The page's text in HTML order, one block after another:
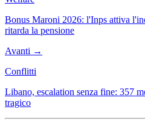
Bonus Maroni 2026: l'Inps attiva
ritarda la pensione
Avanti →
Conflitti
Libano, escalation senza fine: 357
tragico